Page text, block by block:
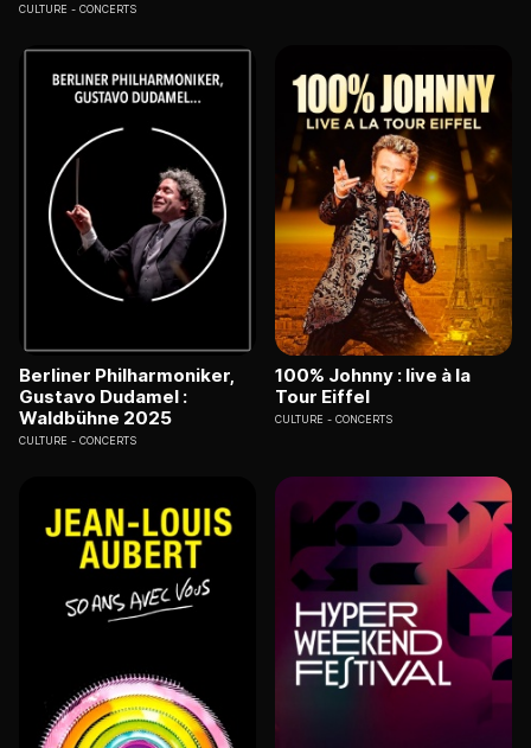
CULTURE CONCERTS
Berliner Philharmoniker,
Gustavo Dudamel :
Waldbühne 2025
CULTURE CONCERTS
100% Johnny : live à la
Tour Eiffel
CULTURE CONCERTS